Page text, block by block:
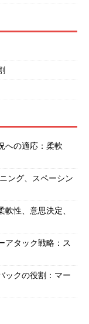
への適応：柔軟
ング、スペーシン
性、意思決定、
アタック戦略：ス
ックの役割：マー